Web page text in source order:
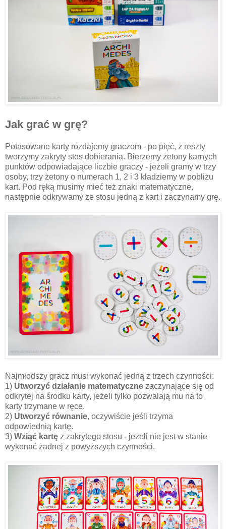
Jak grać w grę?
Potasowane karty rozdajemy graczom - po pięć, z reszty
tworzymy zakryty stos dobierania. Bierzemy żetony karnych
punktów odpowiadające liczbie graczy - jeżeli gramy w trzy
osoby, trzy żetony o numerach 1, 2 i 3 kładziemy w pobliżu
kart. Pod ręką musimy mieć też znaki matematyczne,
następnie odkrywamy ze stosu jedną z kart i zaczynamy grę.
Najmłodszy gracz musi wykonać jedną z trzech czynności:
1) Utworzyć działanie matematyczne zaczynające się od
odkrytej na środku karty, jeżeli tylko pozwalają mu na to
karty trzymane w ręce.
2) Utworzyć równanie, oczywiście jeśli trzyma
odpowiednią kartę.
3) Wziąć kartę z zakrytego stosu - jeżeli nie jest w stanie
wykonać żadnej z powyższych czynności.